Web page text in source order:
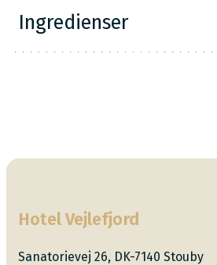
Ingredienser
Hotel Vejlefjord
Sanatorievej 26, DK-7140 Stouby